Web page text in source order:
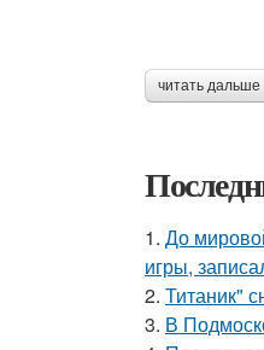
читать
1. До
игры,
2. Титаник"
3. В